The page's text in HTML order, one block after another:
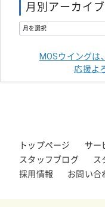
月別アーカイブ
MOSウイングは
応援よ
トップページ サー
スタッフブログ
ス
採用情報
お問い合